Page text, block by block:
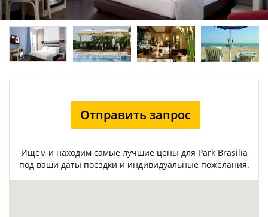
Отправить запрос
Ищем и находим самые лучшие цены для Park Brasilia
под ваши даты поездки и индивидуальные пожелания.